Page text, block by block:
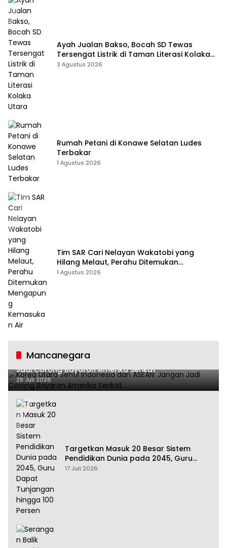
Ayah Jualan Bakso, Bocah SD Tewas
Tersengat Listrik di Taman Literasi Kolaka
Utara
3 Agustus 2026
Rumah Petani di Konawe Selatan Ludes
Terbakar
1 Agustus 2026
Tim SAR Cari Nelayan Wakatobi yang
Hilang Melaut, Perahu Ditemukan
Mengapung Kemasukan Air
1 Agustus 2026
Mancanegara
Korea Utara Sentil Indonesia dan ASEAN: Jangan
Jadi Corong Bayaran Amerika Serikat
29 Juli 2026
Targetkan Masuk 20 Besar Sistem
Pendidikan Dunia pada 2045, Guru
Dapat Tunjangan hingga 100 Persen
17 Juli 2026